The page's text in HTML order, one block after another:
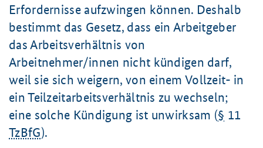
Erfordernisse aufzwingen können. Deshalb
bestimmt das Gesetz, dass ein Arbeitgeber
das Arbeitsverhältnis von
Arbeitnehmer/innen nicht kündigen darf,
weil sie sich weigern, von einem Vollzeit- in
ein Teilzeitarbeitsverhältnis zu wechseln;
eine solche Kündigung ist unwirksam (§ 11
TzBfG).